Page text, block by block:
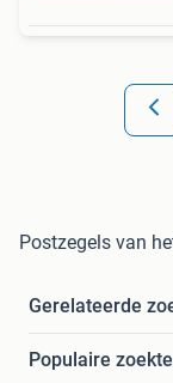
Postzegels van
Gerelateerde
Populaire